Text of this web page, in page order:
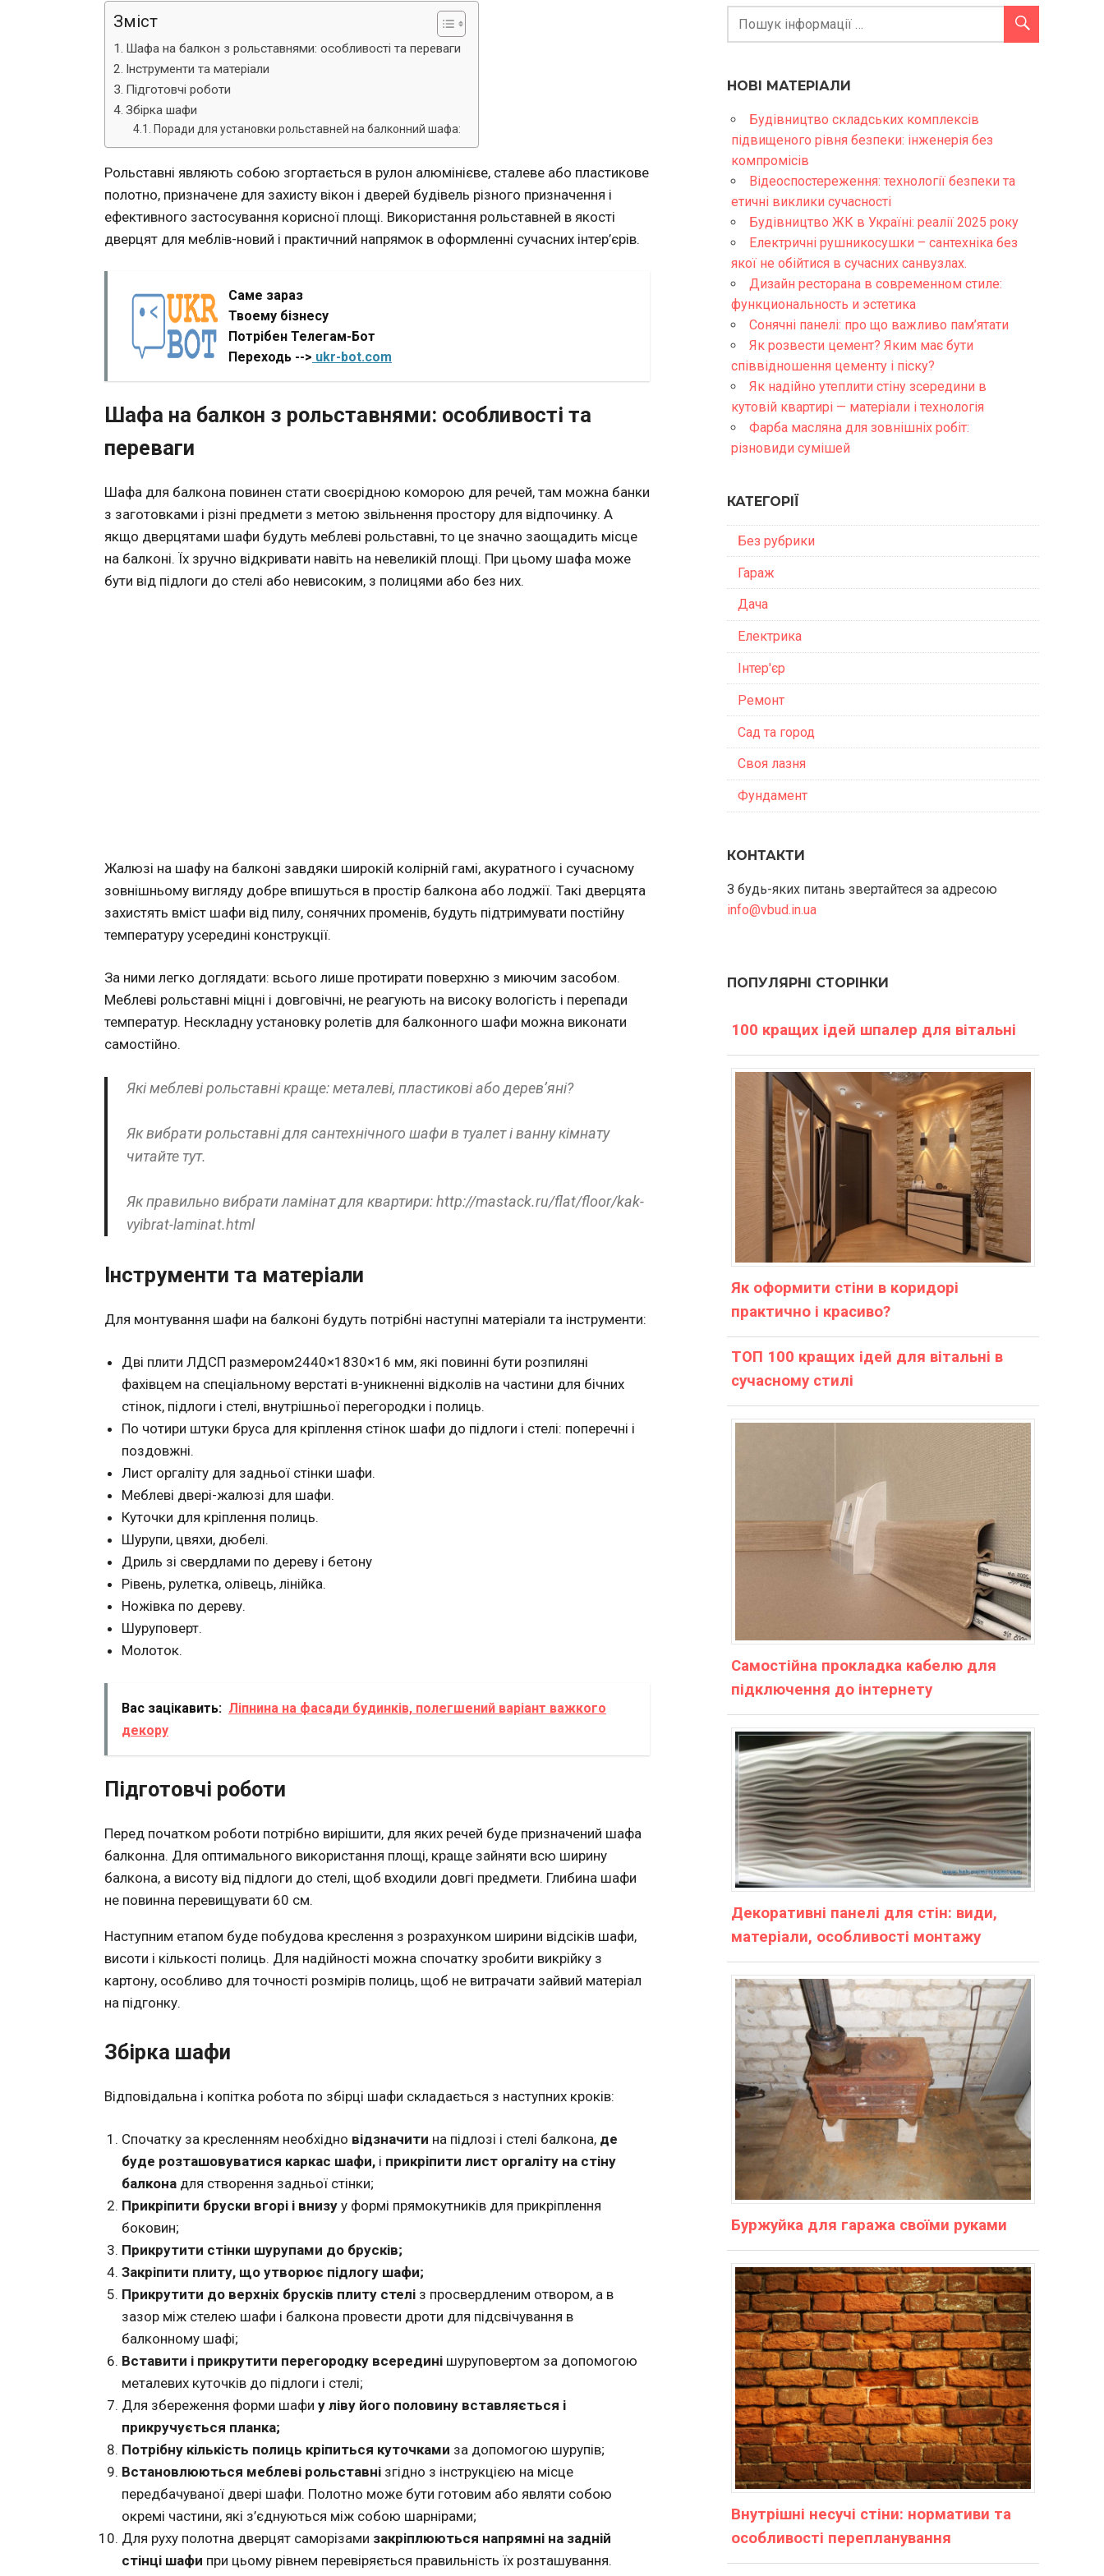
Зміст
Шафа на балкон з рольставнями: особливості та переваги
Інструменти та матеріали
Підготовчі роботи
Збірка шафи
Поради для установки рольставней на балконний шафа:
Рольставні являють собою згортається в рулон алюмінієве, сталеве або пластикове
полотно, призначене для захисту вікон і дверей будівель різного призначення і
ефективного застосування корисної площі. Використання рольставней в якості
дверцят для меблів-новий і практичний напрямок в оформленні сучасних інтер’єрів.
Саме зараз
Твоему бізнесу
Потрібен Телегам-Бот
Переходь --> ukr-bot.com
Шафа на балкон з рольставнями: особливості та
переваги
Шафа для балкона повинен стати своєрідною коморою для речей, там можна банки
з заготовками і різні предмети з метою звільнення простору для відпочинку. А
якщо дверцятами шафи будуть меблеві рольставні, то це значно заощадить місце
на балконі. Їх зручно відкривати навіть на невеликій площі. При цьому шафа може
бути від підлоги до стелі або невисоким, з полицями або без них.
Жалюзі на шафу на балконі завдяки широкій колірній гамі, акуратного і сучасному
зовнішньому вигляду добре впишуться в простір балкона або лоджії. Такі дверцята
захистять вміст шафи від пилу, сонячних променів, будуть підтримувати постійну
температуру усередині конструкції.
За ними легко доглядати: всього лише протирати поверхню з миючим засобом.
Меблеві рольставні міцні і довговічні, не реагують на високу вологість і перепади
температур. Нескладну установку ролетів для балконного шафи можна виконати
самостійно.
Які меблеві рольставні краще: металеві, пластикові або дерев’яні?
Як вибрати рольставні для сантехнічного шафи в туалет і ванну кімнату
читайте тут.
Як правильно вибрати ламінат для квартири: http://mastack.ru/flat/floor/kak-
vyibrat-laminat.html
Інструменти та матеріали
Для монтування шафи на балконі будуть потрібні наступні матеріали та інструменти:
Дві плити ЛДСП размером2440×1830×16 мм, які повинні бути розпиляні
фахівцем на спеціальному верстаті в-уникненні відколів на частини для бічних
стінок, підлоги і стелі, внутрішньої перегородки і полиць.
По чотири штуки бруса для кріплення стінок шафи до підлоги і стелі: поперечні і
поздовжні.
Лист оргаліту для задньої стінки шафи.
Меблеві двері-жалюзі для шафи.
Куточки для кріплення полиць.
Шурупи, цвяхи, дюбелі.
Дриль зі свердлами по дереву і бетону
Рівень, рулетка, олівець, лінійка.
Ножівка по дереву.
Шуруповерт.
Молоток.
Вас зацікавить: Ліпнина на фасади будинків, полегшений варіант важкого
декору
Підготовчі роботи
Перед початком роботи потрібно вирішити, для яких речей буде призначений шафа
балконна. Для оптимального використання площі, краще зайняти всю ширину
балкона, а висоту від підлоги до стелі, щоб входили довгі предмети. Глибина шафи
не повинна перевищувати 60 см.
Наступним етапом буде побудова креслення з розрахунком ширини відсіків шафи,
висоти і кількості полиць. Для надійності можна спочатку зробити викрійку з
картону, особливо для точності розмірів полиць, щоб не витрачати зайвий матеріал
на підгонку.
Збірка шафи
Відповідальна і копітка робота по збірці шафи складається з наступних кроків:
Спочатку за кресленням необхідно відзначити на підлозі і стелі балкона, де
буде розташовуватися каркас шафи, і прикріпити лист оргаліту на стіну
балкона для створення задньої стінки;
Прикріпити бруски вгорі і внизу у формі прямокутників для прикріплення
боковин;
Прикрутити стінки шурупами до брусків;
Закріпити плиту, що утворює підлогу шафи;
Прикрутити до верхніх брусків плиту стелі з просвердленим отвором, а в
зазор між стелею шафи і балкона провести дроти для підсвічування в
балконному шафі;
Вставити і прикрутити перегородку всередині шуруповертом за допомогою
металевих куточків до підлоги і стелі;
Для збереження форми шафиу ліву його половину вставляється і
прикручується планка;
Потрібну кількість полиць кріпиться куточками за допомогою шурупів;
Встановлюються меблеві рольставні згідно з інструкцією на місце
передбачуваної двері шафи. Полотно може бути готовим або являти собою
окремі частини, які з’єднуються між собою шарнірами;
Для руху полотна дверцят саморізами закріплюються напрямні на задній
стінці шафи при цьому рівнем перевіряється правильність їх розташування.
НОВІ МАТЕРІАЛИ
Будівництво складських комплексів
підвищеного рівня безпеки: інженерія без
компромісів
Відеоспостереження: технології безпеки та
етичні виклики сучасності
Будівництво ЖК в Україні: реалії 2025 року
Електричні рушникосушки – сантехніка без
якої не обійтися в сучасних санвузлах.
Дизайн ресторана в современном стиле:
функциональность и эстетика
Сонячні панелі: про що важливо пам’ятати
Як розвести цемент? Яким має бути
співвідношення цементу і піску?
Як надійно утеплити стіну зсередини в
кутовій квартирі — матеріали і технологія
Фарба масляна для зовнішніх робіт:
різновиди сумішей
КАТЕГОРІЇ
Без рубрики
Гараж
Дача
Електрика
Інтер'єр
Ремонт
Сад та город
Своя лазня
Фундамент
КОНТАКТИ
З будь-яких питань звертайтеся за адресою
info@vbud.in.ua
ПОПУЛЯРНІ СТОРІНКИ
100 кращих ідей шпалер для вітальні
Як оформити стіни в коридорі
практично і красиво?
ТОП 100 кращих ідей для вітальні в
сучасному стилі
Самостійна прокладка кабелю для
підключення до інтернету
Декоративні панелі для стін: види,
матеріали, особливості монтажу
Буржуйка для гаража своїми руками
Внутрішні несучі стіни: нормативи та
особливості перепланування